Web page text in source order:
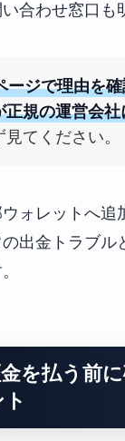
合わせ窓口も
ージで理由を
正規の運営会
見てください。
ォレットへ追
出金トラブル
を払う前